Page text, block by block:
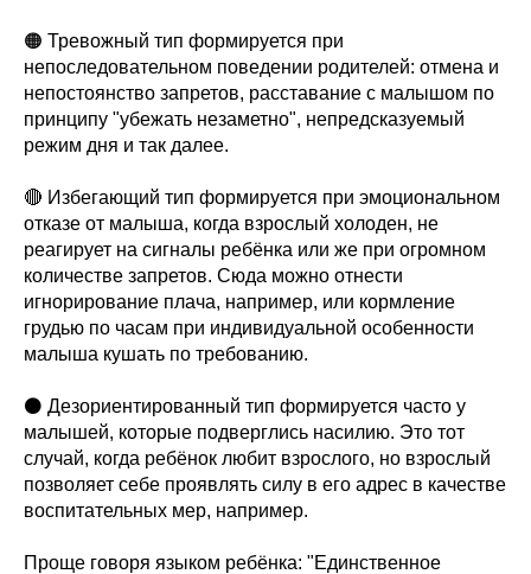
🟠 Тревожный тип формируется при
непоследовательном поведении родителей: отмена и
непостоянство запретов, расставание с малышом по
принципу "убежать незаметно", непредсказуемый
режим дня и так далее.
🔴 Избегающий тип формируется при эмоциональном
отказе от малыша, когда взрослый холоден, не
реагирует на сигналы ребёнка или же при огромном
количестве запретов. Сюда можно отнести
игнорирование плача, например, или кормление
грудью по часам при индивидуальной особенности
малыша кушать по требованию.
⚫️ Дезориентированный тип формируется часто у
малышей, которые подверглись насилию. Это тот
случай, когда ребёнок любит взрослого, но взрослый
позволяет себе проявлять силу в его адрес в качестве
воспитательных мер, например.
Проще говоря языком ребёнка: "Единственное